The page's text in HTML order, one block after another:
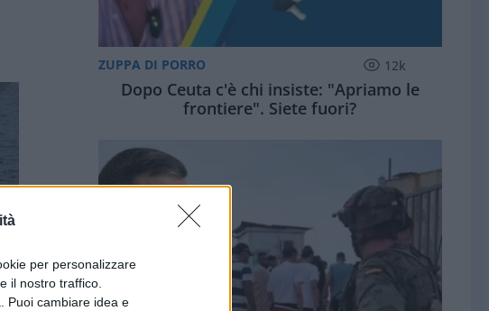
per personalizzare
il nostro traffico.
Puoi cambiare idea e
ZUPPA DI PORRO 12k
Dopo Ceuta c'è chi insiste: "Apriamo le
frontiere". Siete fuori?